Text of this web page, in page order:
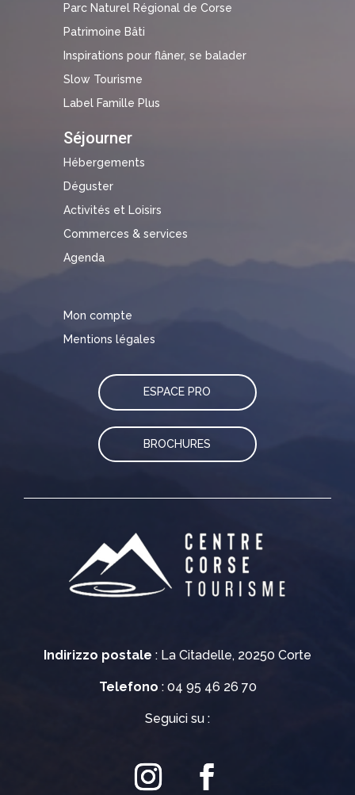
Indirizzo postale : La Citadelle, 20250 Corte
Telefono : 04 95 46 26 70
Seguici su :
Parc Naturel Régional de Corse
Patrimoine Bâti
Inspirations pour flâner, se balader
Slow Tourisme
Label Famille Plus
Séjourner
Hébergements
Déguster
Activités et Loisirs
Commerces & services
Agenda
Mon compte
Mentions légales
ESPACE PRO
BROCHURES